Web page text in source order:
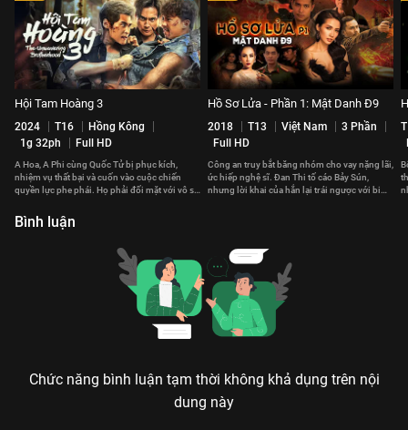
Hội Tam Hoàng 3
2024 T16
Hồng Kông
1g 32ph
Full HD
A Hoa, A Phi cùng Quốc Tử bị phục kích,
nhiệm vụ thất bại và cuốn vào cuộc chiến
quyền lực phe phái. Họ phải đối mặt với vô số
Hồ Sơ Lửa - Phần 1: Mật Danh Đ9
2018 T13 Việt Nam
3 Phần
Full HD
Công an truy bắt băng nhóm cho vay nặng lãi,
ức hiếp nghệ sĩ. Đan Thi tố cáo Bảy Sún,
nhưng lời khai của hắn lại trái ngược với bi
Bình luận
Chức năng bình luận tạm thời không khả dụng trên nội
dung này